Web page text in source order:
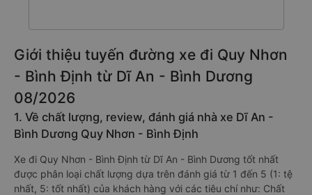
Giới thiệu tuyến đường xe đi Quy Nhơn
- Bình Định từ Dĩ An - Bình Dương
08/2026
1. Về chất lượng, review, đánh giá nhà xe Dĩ An -
Bình Dương Quy Nhơn - Bình Định
Xe đi Quy Nhơn - Bình Định từ Dĩ An - Bình Dương tốt nhất
được phân loại chất lượng dựa trên đánh giá từ 1 đến 5 (1: tệ
nhất, 5: tốt nhất) của khách hàng với các tiêu chí như: Chất